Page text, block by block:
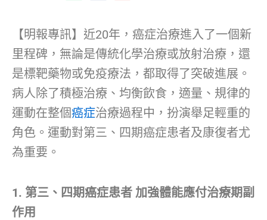
【明報專訊】近20年，癌症治療進入了一個新
里程碑，無論是傳統化學治療或放射治療，還
是標靶藥物或免疫療法，都取得了突破進展。
病人除了積極治療、均衡飲食，適量、規律的
運動在整個癌症治療過程中，扮演舉足輕重的
角色。運動對第三、四期癌症患者及康復者尤
為重要。
1. 第三、四期癌症患者 加強體能應付治療期副
作用